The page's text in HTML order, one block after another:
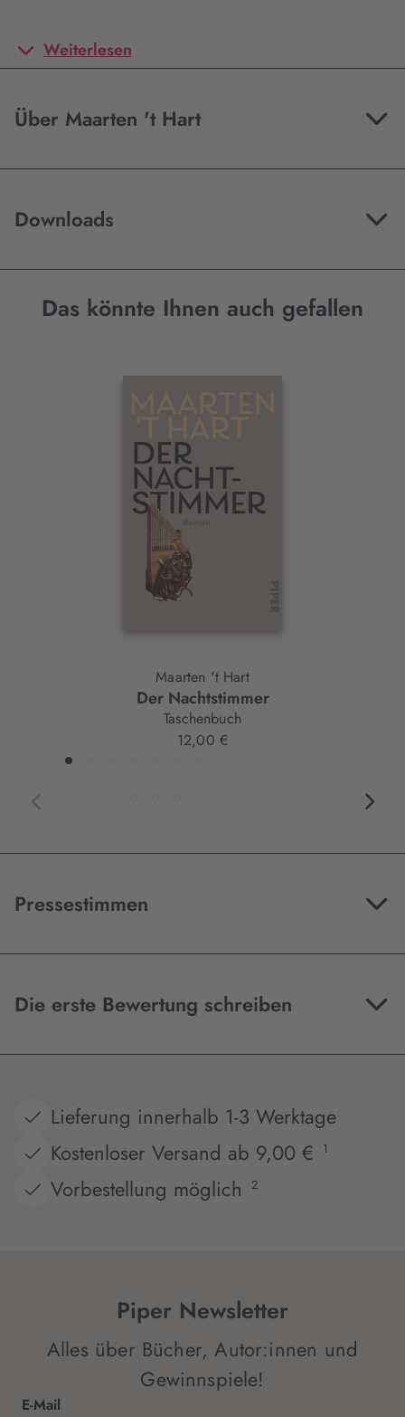
Weiterlesen
Über Maarten 't Hart
Downloads
Das könnte Ihnen auch gefallen
Maarten 't Hart
Der Nachtstimmer
Taschenbuch
12,00 €
Pressestimmen
Die erste Bewertung schreiben
Lieferung innerhalb 1-3 Werktage
Kostenloser Versand ab 9,00 €
1
Vorbestellung möglich 2
Piper Newsletter
Alles über Bücher, Autor:innen und
Gewinnspiele!
E-Mail